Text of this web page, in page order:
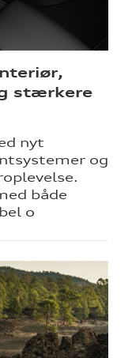
stærkere
nyt
og
både
o